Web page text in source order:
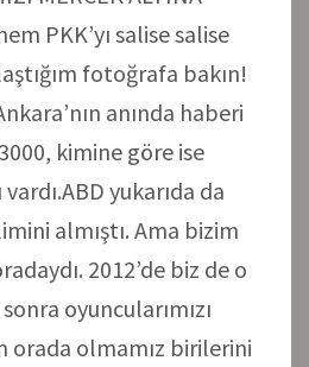
PKK’yı salise salise
fotoğrafa bakın!
anında haberi
kimine göre ise
yukarıda da
almıştı. Ama bizim
2012’de biz de o
oyuncularımızı
orada olmamız birilerini